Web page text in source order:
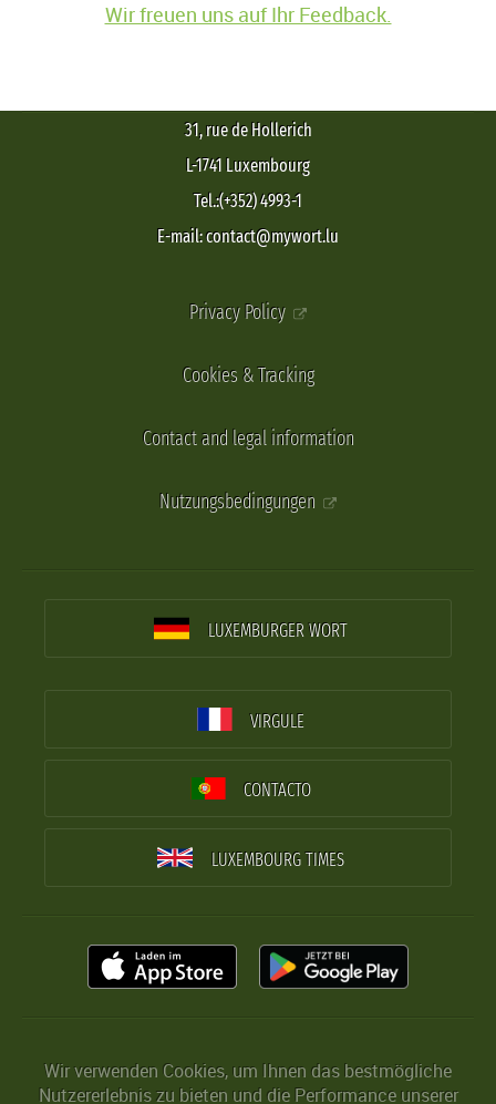
Wir freuen uns auf Ihr Feedback.
31, rue de Hollerich
L-1741 Luxembourg
Tel.:(+352) 4993-1
E-mail: contact@mywort.lu
Privacy Policy
Cookies & Tracking
Contact and legal information
Nutzungsbedingungen
LUXEMBURGER WORT
VIRGULE
CONTACTO
LUXEMBOURG TIMES
Wir verwenden Cookies, um Ihnen das bestmögliche
Nutzererlebnis zu bieten und die Performance unserer